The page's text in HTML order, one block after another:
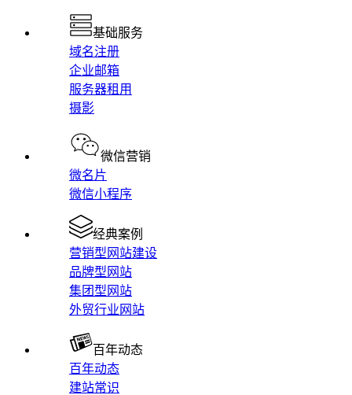
基础服务
域名注册
企业邮箱
服务器租用
摄影
微信营销
微名片
微信小程序
经典案例
营销型网站建设
品牌型网站
集团型网站
外贸行业网站
百年动态
百年动态
建站常识